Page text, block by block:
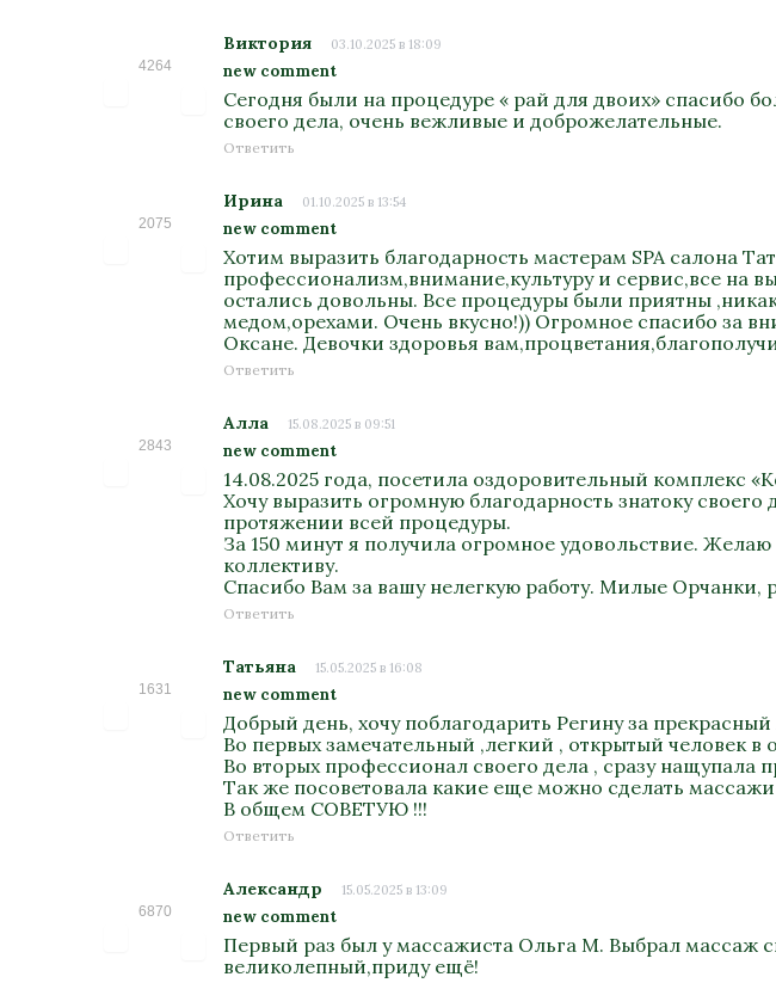
4264
Виктория 03.10.2025 в 18:09
new comment
Сегодня были на процедуре « рай для двоих» спасибо
своего дела, очень вежливые и доброжелательные.
Ответить
2075
Ирина 01.10.2025 в 13:54
new comment
Хотим выразить благодарность мастерам SPA салона
профессионализм,внимание,культуру и сервис,все
остались довольны. Все процедуры были приятны
медом,орехами. Очень вкусно!)) Огромное спасибо за
Оксане. Девочки здоровья
Ответить
2843
Алла 15.08.2025 в 09:51
new comment
14.08.2025 года, посетила оздоровительный комплекс
Хочу выразить огромную благодарность знатоку
протяжении всей процедуры.
За 150 минут я получила огромное удовольствие.
коллективу.
Спасибо Вам за вашу нелегкую работу. Милые Орчанки,
Ответить
1631
Татьяна 15.05.2025 в 16:08
new comment
Добрый день, хочу поблагодарить Регину за
Во первых замечательный ,легкий , открытый человек в
Во вторых профессионал своего дела , сразу нащупала
Так же посоветовала какие еще можно сделать
В общем СОВЕТУЮ !!!
Ответить
6870
Александр 15.05.2025 в 13:09
new comment
Первый раз был у массажиста Ольга М. Выбрал массаж
великолепный,приду ещё!